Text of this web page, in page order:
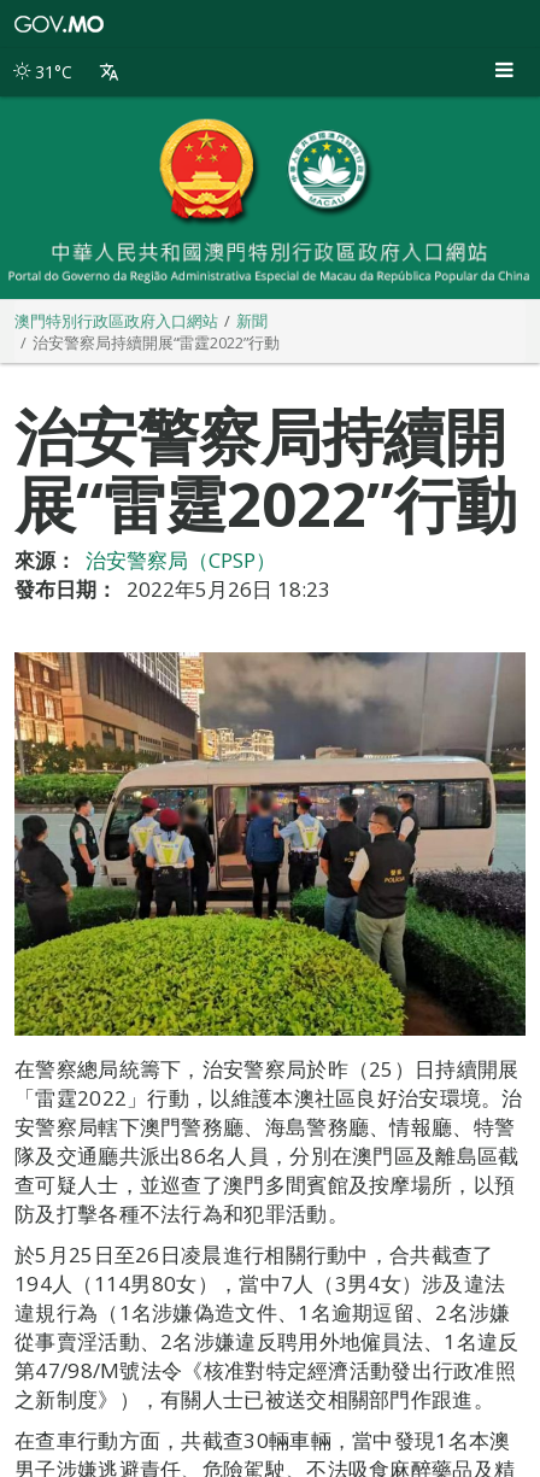
別
31°C
澳門特別行政區政府入口網站
新聞
治安警察局持續開展“雷霆2022”行動
治安警察局持續開
展“雷霆2022”行動
來源：
治安警察局（CPSP）
發布日期：
2022年5月26日 18:23
在警察總局統籌下，治安警察局於昨（25）日持續開展
「雷霆2022」行動，以維護本澳社區良好治安環境。治
安警察局轄下澳門警務廳、海島警務廳、情報廳、特警
隊及交通廳共派出86名人員，分別在澳門區及離島區截
查可疑人士，並巡查了澳門多間賓館及按摩場所，以預
防及打擊各種不法行為和犯罪活動。
於5月25日至26日凌晨進行相關行動中，合共截查了
194人（114男80女），當中7人（3男4女）涉及違法
違規行為（1名涉嫌偽造文件、1名逾期逗留、2名涉嫌
從事賣淫活動、2名涉嫌違反聘用外地僱員法、1名違反
第47/98/M號法令《核准對特定經濟活動發出行政准照
之新制度》），有關人士已被送交相關部門作跟進。
在查車行動方面，共截查30輛車輛，當中發現1名本澳
男子涉嫌逃避責任、危險駕駛、不法吸食麻醉藥品及精